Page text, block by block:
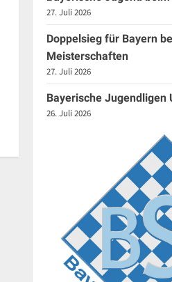
27. Juli 2026
Doppelsieg für Bayern
Meisterschaften
27. Juli 2026
Bayerische Jugendligen
26. Juli 2026